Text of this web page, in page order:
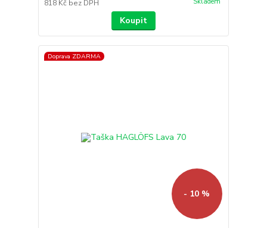
818 Kč bez DPH
Koupit
Doprava ZDARMA
- 10 %